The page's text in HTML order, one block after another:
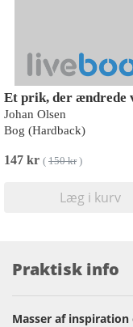
Et prik, der ændrede
Johan Olsen
Bog (Hardback)
147 kr ( 150 kr)
Læg i kurv
Praktisk info
Masser af